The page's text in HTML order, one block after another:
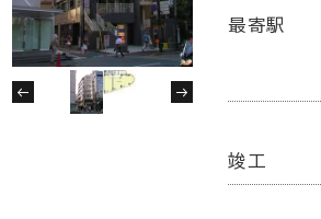
最寄駅
竣工